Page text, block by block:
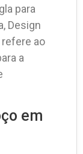
para
Design
ao
a
em